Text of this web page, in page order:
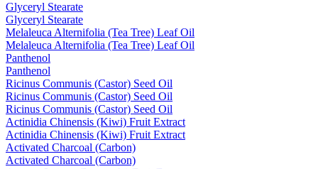
Glyceryl Stearate
Glyceryl Stearate
Melaleuca Alternifolia (Tea Tree) Leaf Oil
Melaleuca Alternifolia (Tea Tree) Leaf Oil
Panthenol
Panthenol
Ricinus Communis (Castor) Seed Oil
Ricinus Communis (Castor) Seed Oil
Ricinus Communis (Castor) Seed Oil
Actinidia Chinensis (Kiwi) Fruit Extract
Actinidia Chinensis (Kiwi) Fruit Extract
Activated Charcoal (Carbon)
Activated Charcoal (Carbon)